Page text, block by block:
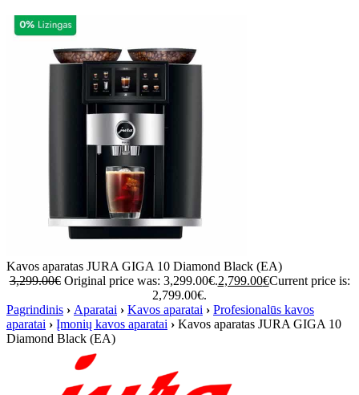
Kavos aparatas JURA GIGA 10 Diamond Black (EA)
3,299.00€ Original price was: 3,299.00€.2,799.00€Current price is:
2,799.00€.
Pagrindinis › Aparatai › Kavos aparatai › Profesionalūs kavos
aparatai › Įmonių kavos aparatai › Kavos aparatas JURA GIGA 10
Diamond Black (EA)